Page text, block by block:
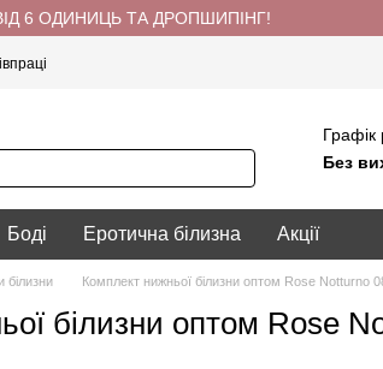
6 ОДИНИЦЬ ТА ДРОПШИПІНГ!
Графік
Без
Боді Еротична білизна Акції
білизни Комплект нижньої білизни оптом Rose Notturno
білизни оптом Rose